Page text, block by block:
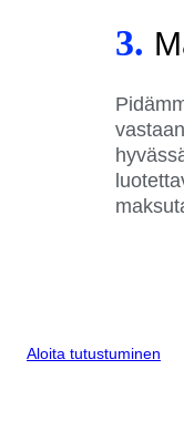
3.
Aloita tutustuminen